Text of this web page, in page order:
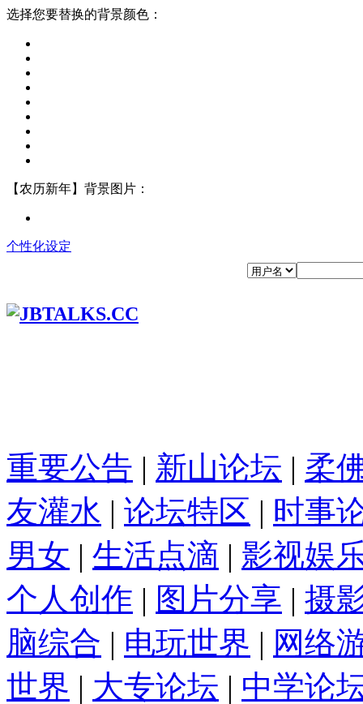
选择您要替换的背景颜色：
【农历新年】背景图片：
个性化设定
重要公告 | 新山论坛 | 柔
友灌水 | 论坛特区 | 时事
男女 | 生活点滴 | 影视娱
个人创作 | 图片分享 | 摄
脑综合 | 电玩世界 | 网络
世界 | 大专论坛 | 中学论